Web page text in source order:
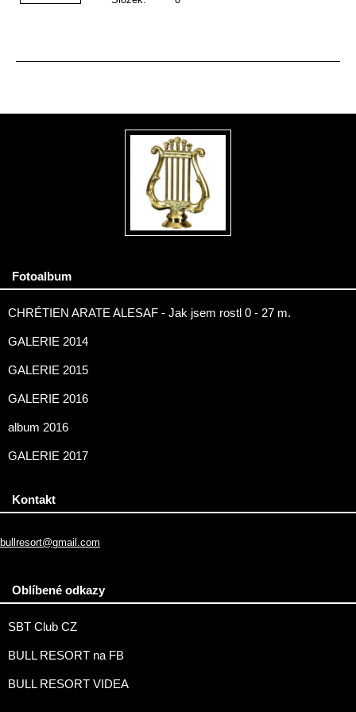
Fotoalbum
CHRÉTIEN ARATE ALESAF - Jak jsem rostl 0 - 27 m.
GALERIE 2014
GALERIE 2015
GALERIE 2016
album 2016
GALERIE 2017
Kontakt
bullresort@gmail.com
Oblíbené odkazy
SBT Club CZ
BULL RESORT na FB
BULL RESORT VIDEA